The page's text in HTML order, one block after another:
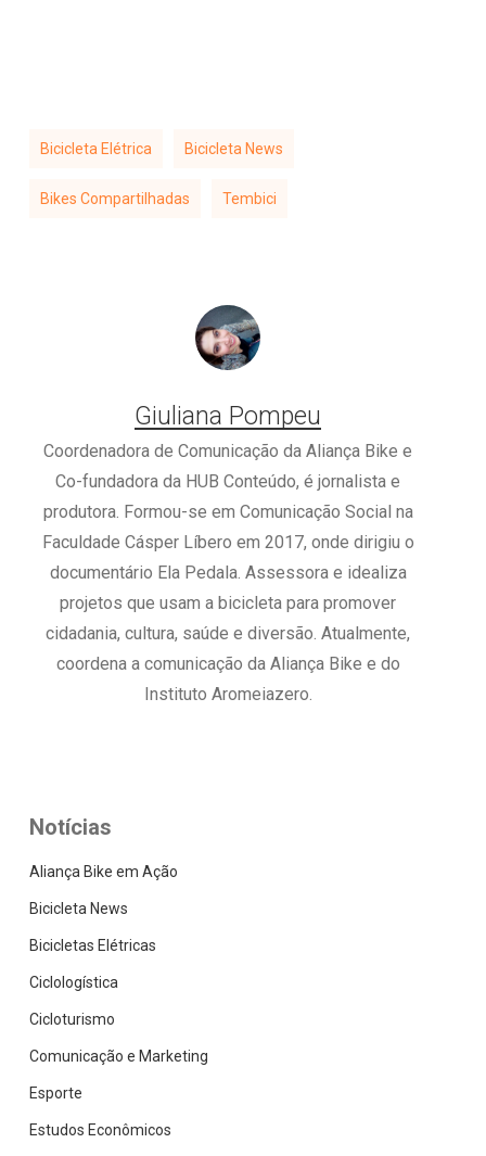
Bicicleta Elétrica Bicicleta News
Bikes Compartilhadas Tembici
Giuliana Pompeu
Coordenadora de Comunicação da Aliança Bike e
Co-fundadora da HUB Conteúdo, é jornalista e
produtora. Formou-se em Comunicação Social na
Faculdade Cásper Líbero em 2017, onde dirigiu o
documentário Ela Pedala. Assessora e idealiza
projetos que usam a bicicleta para promover
cidadania, cultura, saúde e diversão. Atualmente,
coordena a comunicação da Aliança Bike e do
Instituto Aromeiazero.
Notícias
Aliança Bike em Ação
Bicicleta News
Bicicletas Elétricas
Ciclologística
Cicloturismo
Comunicação e Marketing
Esporte
Estudos Econômicos